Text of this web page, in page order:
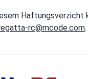
Haftungsverzicht
rc@mcode.com.